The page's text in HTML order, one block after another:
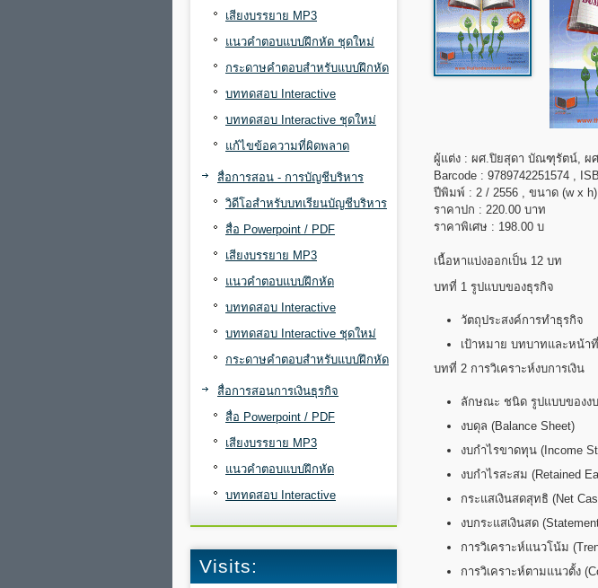
เสียงบรรยาย MP3
แนวคำตอบแบบฝึกหัด ชุดใหม่
กระดาษคำตอบสำหรับแบบฝึกหัด
บททดสอบ Interactive
บททดสอบ Interactive ชุดใหม่
แก้ไขข้อความที่ผิดพลาด
สื่อการสอน - การบัญชีบริหาร
วิดีโอสำหรับบทเรียนบัญชีบริหาร
สื่อ Powerpoint / PDF
เสียงบรรยาย MP3
แนวคำตอบแบบฝึกหัด
บททดสอบ Interactive
บททดสอบ Interactive ชุดใหม่
กระดาษคำตอบสำหรับแบบฝึกหัด
สื่อการสอนการเงินธุรกิจ
สื่อ Powerpoint / PDF
เสียงบรรยาย MP3
แนวคำตอบแบบฝึกหัด
บททดสอบ Interactive
Visits:
ผู้แต่ง : ผศ.ปิยสุดา บัณฑุรัตน์, ผ
Barcode : 9789742251574 ,
ปีพิมพ์ : 2 / 2556 , ขนาด (w x
ราคาปก : 220.00 บาท
ราคาพิเศษ : 198.00 บ
เนื้อหาแบ่งออกเป็น 12 บท
บทที่ 1 รูปแบบของธุรกิจ
วัตถุประสงค์การทำธุรกิจ
เป้าหมาย บทบาทและหน้า
บทที่ 2 การวิเคราะห์งบการเงิน
ลักษณะ ชนิด รูปแบบของงบ
งบดุล (Balance Sheet)
งบกำไรขาดทุน (Income
งบกำไรสะสม (Retained
กระแสเงินสดสุทธิ (Net
งบกระแสเงินสด
การวิเคราะห์แนวโน้ม
การวิเคราะห์ตามแนวตั้ง